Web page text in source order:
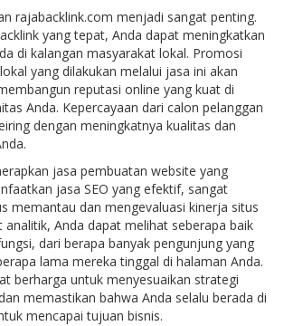
rajabacklink.com menjadi sangat penting.
yang tepat, Anda dapat meningkatkan
di kalangan masyarakat lokal. Promosi
yang dilakukan melalui jasa ini akan
reputasi online yang kuat di
Anda. Kepercayaan dari calon pelanggan
dengan meningkatnya kualitas dan
jasa pembuatan website yang
jasa SEO yang efektif, sangat
memantau dan mengevaluasi kinerja situs
analitik, Anda dapat melihat seberapa baik
dari berapa banyak pengunjung yang
lama mereka tinggal di halaman Anda.
berharga untuk menyesuaikan strategi
memastikan bahwa Anda selalu berada di
mencapai tujuan bisnis.